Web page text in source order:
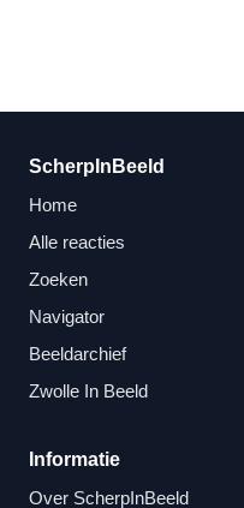
ScherpInBeeld
Home
Alle reacties
Zoeken
Navigator
Beeldarchief
Zwolle In Beeld
Informatie
Over ScherpInBeeld